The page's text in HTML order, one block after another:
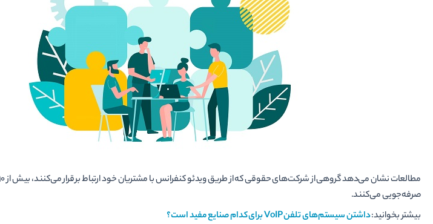
صرفه­‌جویی می­‌کنند.
بیشتر بخوانید:داشتن سیستم‌های تلفنVoIPبرای کدام صنایع مفید است؟